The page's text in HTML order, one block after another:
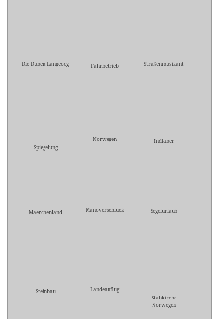
Die Dünen Langeoog Fährbetrieb Straßenmusikant
Spiegelung
Norwegen Indianer
Maerchenland Manöverschluck Segelurlaub
Steinbau
Landeanflug
Stabkirche
Norwegen